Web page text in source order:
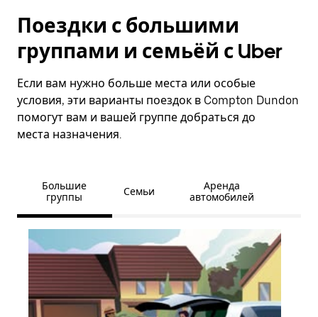
Поездки с большими
группами и семьёй с Uber
Если вам нужно больше места или особые
условия, эти варианты поездок в Compton Dundon
помогут вам и вашей группе добраться до
места назначения.
Большие
группы
Семьи
Аренда
автомобилей